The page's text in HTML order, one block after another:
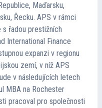
Maďarsku,
Řecku. APS v rámci
řadou prestižních
International Finance
expanzi v regionu
zemí, v níž APS
v následujících letech
MBA na Rochester
pracoval pro společnosti